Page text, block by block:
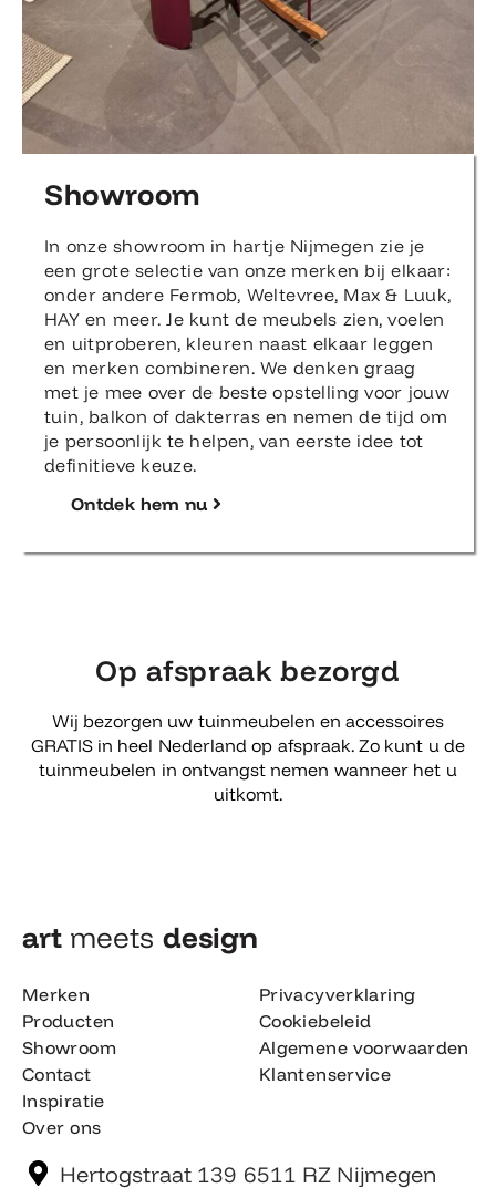
Showroom
In onze showroom in hartje Nijmegen zie je
een grote selectie van onze merken bij elkaar:
onder andere Fermob, Weltevree, Max & Luuk,
HAY en meer. Je kunt de meubels zien, voelen
en uitproberen, kleuren naast elkaar leggen
en merken combineren. We denken graag
met je mee over de beste opstelling voor jouw
tuin, balkon of dakterras en nemen de tijd om
je persoonlijk te helpen, van eerste idee tot
definitieve keuze.
Ontdek hem nu
Op afspraak bezorgd
Wij bezorgen uw tuinmeubelen en accessoires
GRATIS in heel Nederland op afspraak. Zo kunt u de
tuinmeubelen in ontvangst nemen wanneer het u
uitkomt.
art meets design​
Merken
Producten
Showroom
Contact
Inspiratie
Over ons
Privacyverklaring
Cookiebeleid
Algemene voorwaarden
Klantenservice
Hertogstraat 139 6511 RZ Nijmegen